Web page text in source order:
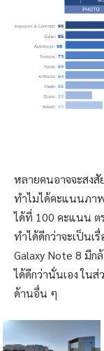
หลายคนอาจจะสง
ทำไมได้คะแนนภา
ได้ที่ 100 คะแนน ต
ทำได้ดีกว่าจะเป็นเ
Galaxy Note 8 มีก
ได้ดีกว่านั่นเอง ใน
ด้านอื่น ๆ